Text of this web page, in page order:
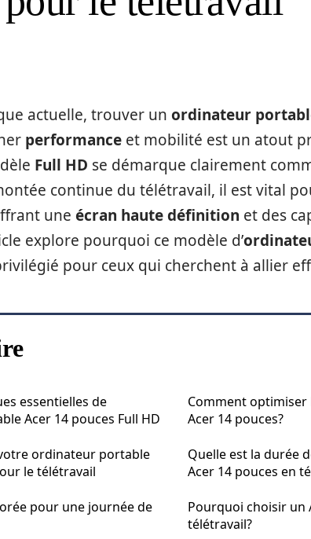
actuelle, trouver un ordinateur
performance et mobilité est un atout
Full HD se démarque clairement
continue du télétravail, il est vital
une écran haute définition et des
explore pourquoi ce modèle d’
pour ceux qui cherchent à allier
essentielles de
Acer 14 pouces Full HD
ordinateur portable
le télétravail
pour une journée de
Comment
Acer 14 pouces?
Quelle est la durée
Acer 14 pouces en
Pourquoi choisir un
télétravail?